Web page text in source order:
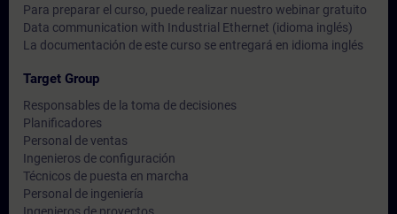
Para preparar el curso, puede realizar nuestro webinar gratuito
Data communication with Industrial Ethernet (idioma inglés)
La documentación de este curso se entregará en idioma inglés
Target Group
Responsables de la toma de decisiones
Planificadores
Personal de ventas
Ingenieros de configuración
Técnicos de puesta en marcha
Personal de ingeniería